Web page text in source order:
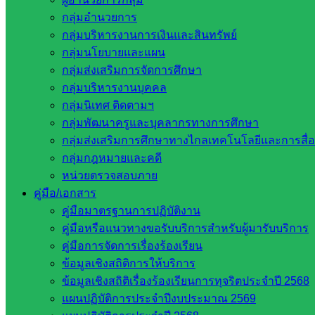
กลุ่มอำนวยการ
กลุ่มบริหารงานการเงินและสินทรัพย์
กลุ่มนโยบายและแผน
กลุ่มส่งเสริมการจัดการศึกษา
กลุ่มบริหารงานบุคคล
กลุ่มนิเทศ ติดตามฯ
กลุ่มพัฒนาครูและบุคลากรทางการศึกษา
กลุ่มส่งเสริมการศึกษาทางไกลเทคโนโลยีและการสื่
กลุ่มกฎหมายและคดี
หน่วยตรวจสอบภาย
คู่มือ/เอกสาร
คู่มือมาตรฐานการปฏิบัติงาน
คู่มือหรือแนวทางขอรับบริการสำหรับผู้มารับบริการ
คู่มือการจัดการเรื่องร้องเรียน
ข้อมูลเชิงสถิติการให้บริการ
ข้อมูลเชิงสถิติเรื่องร้องเรียนการทุจริตประจำปี 2568
แผนปฏิบัติการประจำปีงบประมาณ 2569
Post Views: 329
Klongyang Klongyang
หน่วยงานที่เกี่ยวข้อง
กระทรวงศึกษาธิการ
กระทรวงการอุดมศึกษา
สำนักงานเลขาธิการสภาการศึกษา
สำนักงานคณะกรรมการการอาชีวศึกษา